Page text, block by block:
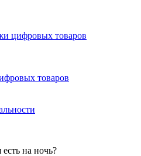
цифровых товаров
товаров
на ночь?